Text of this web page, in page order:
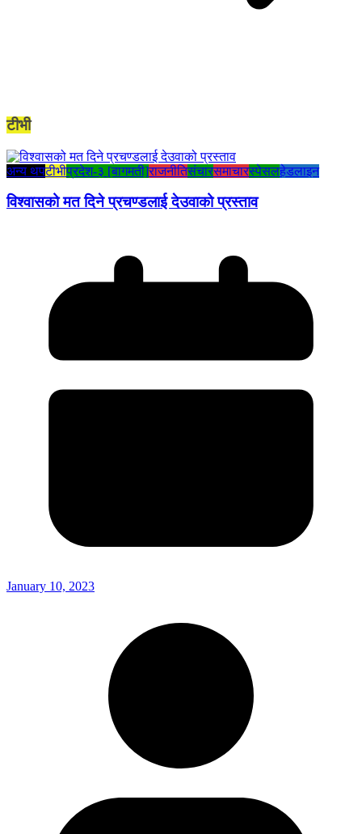
टीभी
अन्य थपटीभीप्रदेश-३ [बागमती]राजनीतिसंचारसमाचारस्पेसलहेडलाइन
विश्वासको मत दिने प्रचण्डलाई देउवाको प्रस्ताव
January 10, 2023